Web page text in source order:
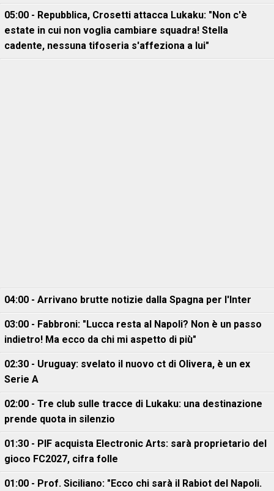
05:00 - Repubblica, Crosetti attacca Lukaku: "Non c'è
estate in cui non voglia cambiare squadra! Stella
cadente, nessuna tifoseria s'affeziona a lui"
04:00 - Arrivano brutte notizie dalla Spagna per l'Inter
03:00 - Fabbroni: "Lucca resta al Napoli? Non è un passo
indietro! Ma ecco da chi mi aspetto di più"
02:30 - Uruguay: svelato il nuovo ct di Olivera, è un ex
Serie A
02:00 - Tre club sulle tracce di Lukaku: una destinazione
prende quota in silenzio
01:30 - PIF acquista Electronic Arts: sarà proprietario del
gioco FC2027, cifra folle
01:00 - Prof. Siciliano: "Ecco chi sarà il Rabiot del Napoli.